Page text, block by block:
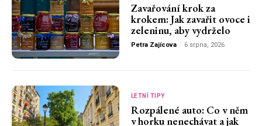
Zavařování krok za
krokem: Jak zavařit ovoce i
zeleninu, aby vydrželo
Petra Zajícova - 6 srpna, 2026
LETNÍ TIPY
Rozpálené auto: Co v něm
v horku nenechávat a jak